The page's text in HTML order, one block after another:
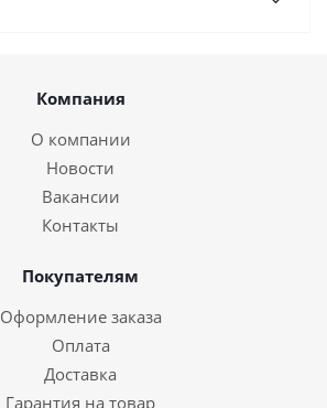
Компания
О компании
Новости
Вакансии
Контакты
Покупателям
Оформление заказа
Оплата
Доставка
Гарантия на товар